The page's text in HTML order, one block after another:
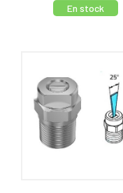
En stock